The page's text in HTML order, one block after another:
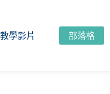
教學影片 部落格